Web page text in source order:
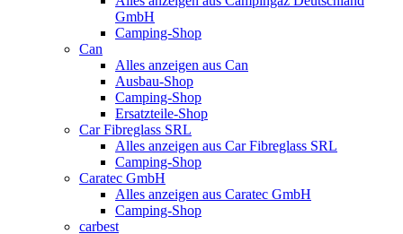
GmbH
Camping-Shop
Can
Alles anzeigen aus Can
Ausbau-Shop
Camping-Shop
Ersatzteile-Shop
Car Fibreglass SRL
Alles anzeigen aus Car Fibreglass SRL
Camping-Shop
Caratec GmbH
Alles anzeigen aus Caratec GmbH
Camping-Shop
carbest